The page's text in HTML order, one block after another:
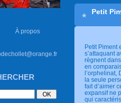
À propos
Petit
Petit Piment
s’attaquant
règnent
en
l’orphelinat,
la seule
fait d’aimer
expansif ne
qui